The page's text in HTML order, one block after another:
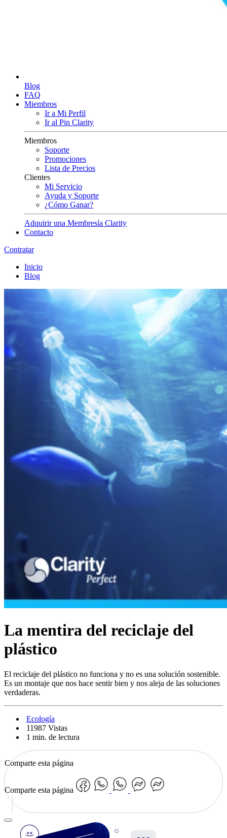
Blog
FAQ
Miembros
Ir a Mi Perfil
Ir al Pin Clarity
Miembros
Soporte
Promociones
Lista de Precios
Clientes
Mi Servicio
Ayuda y Soporte
¿Cómo Ganar?
Adquirir una Membresía Clarity
Contacto
Contratar
Inicio
Blog
La mentira del reciclaje del
plástico
El reciclaje del plástico no funciona y no es una solución sostenible.
Es un montaje que nos hace sentir bien y nos aleja de las soluciones
verdaderas.
Ecología
11987 Vistas
1 min. de lectura
Comparte esta página
Comparte esta página